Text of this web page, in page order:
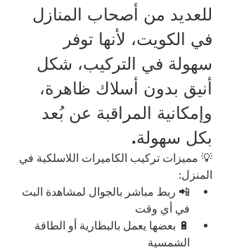
للعديد من أصحاب المنازل
في الكويت، لأنها توفر
سهولة في التركيب، شكل
أنيق بدون أسلاك ظاهرة،
وإمكانية المراقبة عن بُعد
بكل سهولة.
💡 مميزات تركيب الكاميرات اللاسلكية في
المنزل:
📲 ربط مباشر بالجوال لمشاهدة البث
في أي وقت
🔋 بعضها يعمل بالبطارية أو الطاقة
الشمسية